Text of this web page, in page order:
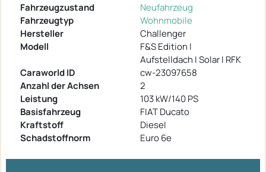
Fahrzeugzustand
Neufahrzeug
Fahrzeugtyp
Wohnmobile
Hersteller
Challenger
Modell
F&S Edition I
Aufstelldach I Solar I RFK
Caraworld ID
cw-23097658
Anzahl der Achsen
2
Leistung
103 kW/140 PS
Basisfahrzeug
FIAT Ducato
Kraftstoff
Diesel
Schadstoffnorm
Euro 6e